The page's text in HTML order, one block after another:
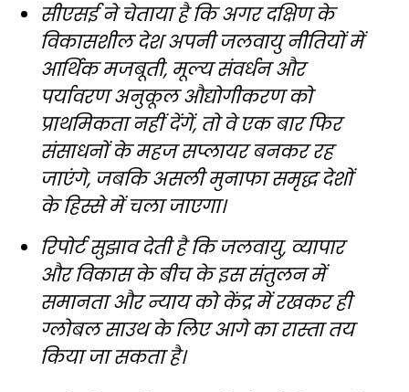
सीएसई ने चेताया है कि अगर दक्षिण के
विकासशील देश अपनी जलवायु नीतियों में
आर्थिक मजबूती, मूल्य संवर्धन और
पर्यावरण अनुकूल औद्योगीकरण को
प्राथमिकता नहीं देंगें, तो वे एक बार फिर
संसाधनों के महज सप्लायर बनकर रह
जाएंगे, जबकि असली मुनाफा समृद्ध देशों
के हिस्से में चला जाएगा।
रिपोर्ट सुझाव देती है कि जलवायु, व्यापार
और विकास के बीच के इस संतुलन में
समानता और न्याय को केंद्र में रखकर ही
ग्लोबल साउथ के लिए आगे का रास्ता तय
किया जा सकता है।